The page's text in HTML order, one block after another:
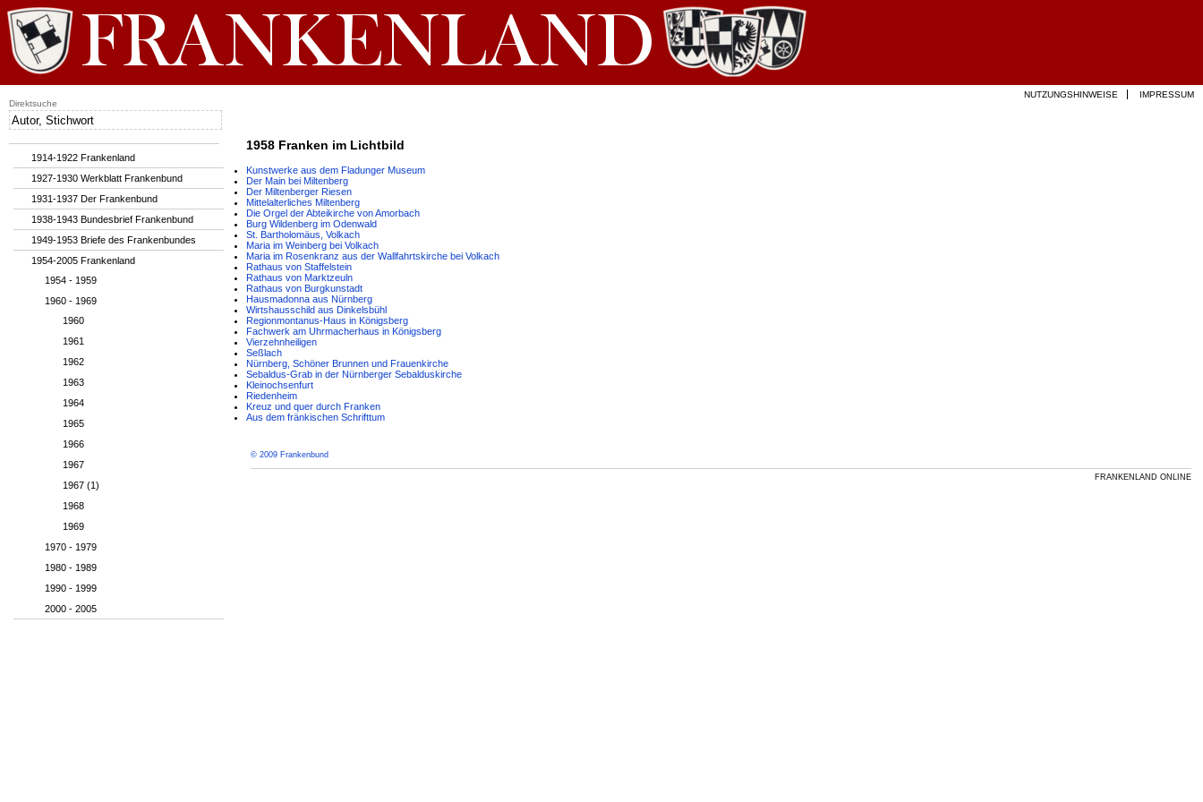
1958 Franken im Lichtbild
Kunstwerke aus dem Fladunger Museum
Der Main bei Miltenberg
Der Miltenberger Riesen
Mittelalterliches Miltenberg
Die Orgel der Abteikirche von Amorbach
Burg Wildenberg im Odenwald
St. Bartholomäus, Volkach
Maria im Weinberg bei Volkach
Maria im Rosenkranz aus der Wallfahrtskirche bei Volkach
Rathaus von Staffelstein
Rathaus von Marktzeuln
Rathaus von Burgkunstadt
Hausmadonna aus Nürnberg
Wirtshausschild aus Dinkelsbühl
Regionmontanus-Haus in Königsberg
Fachwerk am Uhrmacherhaus in Königsberg
Vierzehnheiligen
Seßlach
Nürnberg, Schöner Brunnen und Frauenkirche
Sebaldus-Grab in der Nürnberger Sebalduskirche
Kleinochsenfurt
Riedenheim
Kreuz und quer durch Franken
Aus dem fränkischen Schrifttum
© 2009 Frankenbund
FRANKENLAND ONLINE
1914-1922 Frankenland
1927-1930 Werkblatt Frankenbund
1931-1937 Der Frankenbund
1938-1943 Bundesbrief Frankenbund
1949-1953 Briefe des Frankenbundes
1954-2005 Frankenland
1954 - 1959
1960 - 1969
1960
1961
1962
1963
1964
1965
1966
1967
1967 (1)
1968
1969
1970 - 1979
1980 - 1989
1990 - 1999
2000 - 2005
NUTZUNGSHINWEISE
IMPRESSUM
Direktsuche